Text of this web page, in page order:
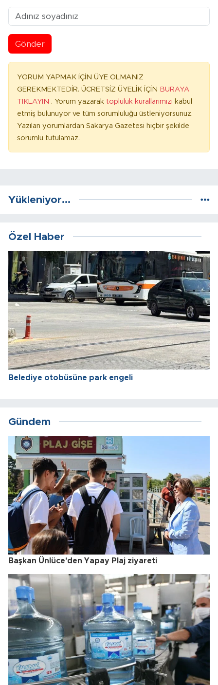
Gönder
YORUM YAPMAK İÇİN ÜYE OLMANIZ
GEREKMEKTEDİR. ÜCRETSİZ ÜYELİK İÇİN BURAYA
TIKLAYIN . Yorum yazarak topluluk kurallarımızı kabul
etmiş bulunuyor ve tüm sorumluluğu üstleniyorsunuz.
Yazılan yorumlardan Sakarya Gazetesi hiçbir şekilde
sorumlu tutulamaz.
Yükleniyor...
Özel Haber
Belediye otobüsüne park engeli
Gündem
Başkan Ünlüce'den Yapay Plaj ziyareti